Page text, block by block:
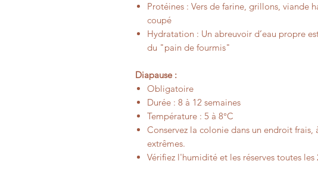
Protéines : Vers de farine, grillons, viande
coupé
Hydratation : Un abreuvoir d’eau propre
du "pain de fourmis"
Diapause :
Obligatoire
Durée : 8 à 12 semaines
Température : 5 à 8°C
Conservez la colonie dans un endroit
extrêmes.
Vérifiez l'humidité et les réserves toutes les